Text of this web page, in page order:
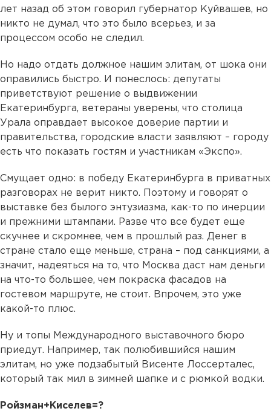
лет назад об этом говорил губернатор Куйвашев, но
никто не думал, что это было всерьез, и за
процессом особо не следил.
Но надо отдать должное нашим элитам, от шока они
оправились быстро. И понеслось: депутаты
приветствуют решение о выдвижении
Екатеринбурга, ветераны уверены, что столица
Урала оправдает высокое доверие партии и
правительства, городские власти заявляют – городу
есть что показать гостям и участникам «Экспо».
Смущает одно: в победу Екатеринбурга в приватных
разговорах не верит никто. Поэтому и говорят о
выставке без былого энтузиазма, как-то по инерции
и прежними штампами. Разве что все будет еще
скучнее и скромнее, чем в прошлый раз. Денег в
стране стало еще меньше, страна – под санкциями, а
значит, надеяться на то, что Москва даст нам деньги
на что-то большее, чем покраска фасадов на
гостевом маршруте, не стоит. Впрочем, это уже
какой-то плюc.
Ну и топы Международного выставочного бюро
приедут. Например, так полюбившийся нашим
элитам, но уже подзабытый Висенте Лоссерталес,
который так мил в зимней шапке и с рюмкой водки.
Ройзман+Киселев=?